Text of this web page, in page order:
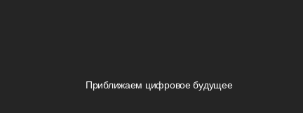
Приближаем цифровое будущее